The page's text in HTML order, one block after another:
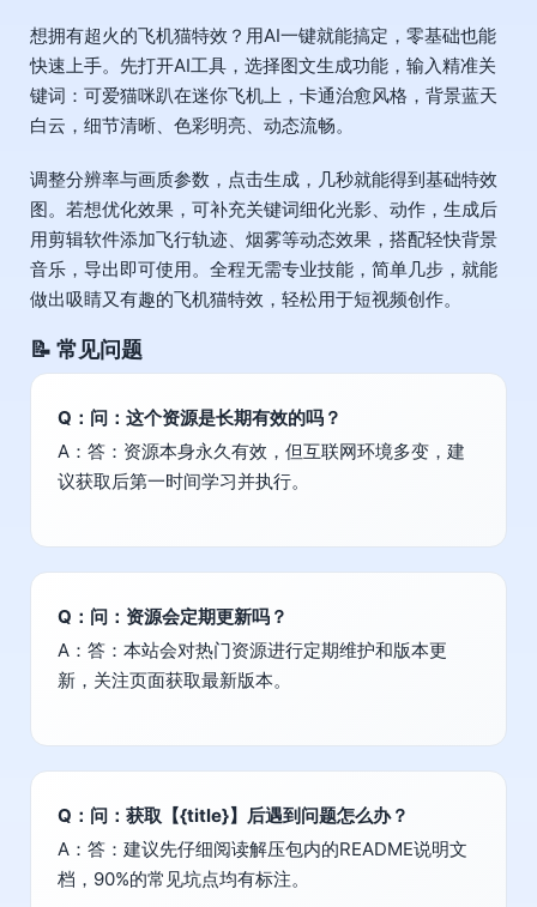
想拥有超火的飞机猫特效？用AI一键就能搞定，零基础也能
快速上手。先打开AI工具，选择图文生成功能，输入精准关
键词：可爱猫咪趴在迷你飞机上，卡通治愈风格，背景蓝天
白云，细节清晰、色彩明亮、动态流畅。
调整分辨率与画质参数，点击生成，几秒就能得到基础特效
图。若想优化效果，可补充关键词细化光影、动作，生成后
用剪辑软件添加飞行轨迹、烟雾等动态效果，搭配轻快背景
音乐，导出即可使用。全程无需专业技能，简单几步，就能
做出吸睛又有趣的飞机猫特效，轻松用于短视频创作。
📝 常见问题
Q：问：这个资源是长期有效的吗？
A：答：资源本身永久有效，但互联网环境多变，建
议获取后第一时间学习并执行。
Q：问：资源会定期更新吗？
A：答：本站会对热门资源进行定期维护和版本更
新，关注页面获取最新版本。
Q：问：获取【{title}】后遇到问题怎么办？
A：答：建议先仔细阅读解压包内的README说明文
档，90%的常见坑点均有标注。